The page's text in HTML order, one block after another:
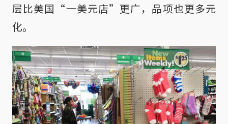
层比美国“一美元店”更广，品项也更多元
化。